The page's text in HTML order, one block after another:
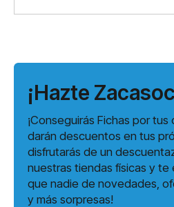
¡Hazte
¡Conseguirás Fichas por
darán descuentos en tus
disfrutarás de un
nuestras tiendas físicas y te
que nadie de novedades,
y más sorpresas!